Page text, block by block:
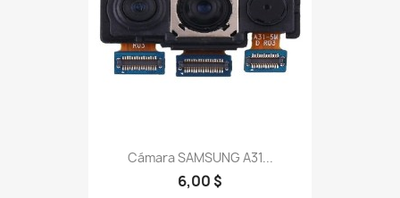
Cámara SAMSUNG A31...
6,00 $